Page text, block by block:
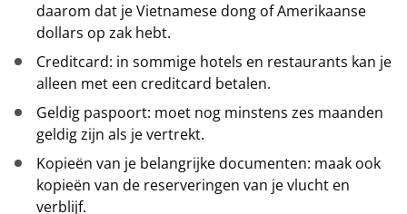
daarom dat je Vietnamese dong of Amerikaanse
dollars op zak hebt.
Creditcard: in sommige hotels en restaurants kan je
alleen met een creditcard betalen.
Geldig paspoort: moet nog minstens zes maanden
geldig zijn als je vertrekt.
Kopieën van je belangrijke documenten: maak ook
kopieën van de reserveringen van je vlucht en
verblijf.